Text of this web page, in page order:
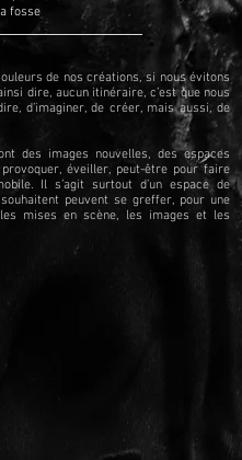
de nos créations, si nous évitons
dire, aucun itinéraire, c’est que nous
d’imaginer, de créer, mais aussi, de
des images nouvelles, des espaces
éveiller, peut-être pour faire
Il s’agit surtout d’un espace de
peuvent se greffer, pour une
mises en scène, les images et les
fosse